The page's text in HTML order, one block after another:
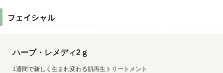
フェイシャル
ハーブ・レメディ2ｇ
1週間で新しく生まれ変わる肌再生トリートメント